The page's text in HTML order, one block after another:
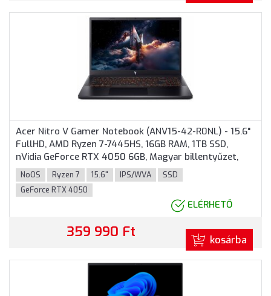
Acer Nitro V Gamer Notebook (ANV15-42-R0NL) - 15.6"
FullHD, AMD Ryzen 7-7445HS, 16GB RAM, 1TB SSD,
nVidia GeForce RTX 4050 6GB, Magyar billentyűzet,
Operációs rendszer nélkül, 3 év garancia, Fekete
színben
NoOS Ryzen 7 15.6" IPS/WVA
SSD
GeForce RTX 4050
ELÉRHETŐ
359 990 Ft kosárba